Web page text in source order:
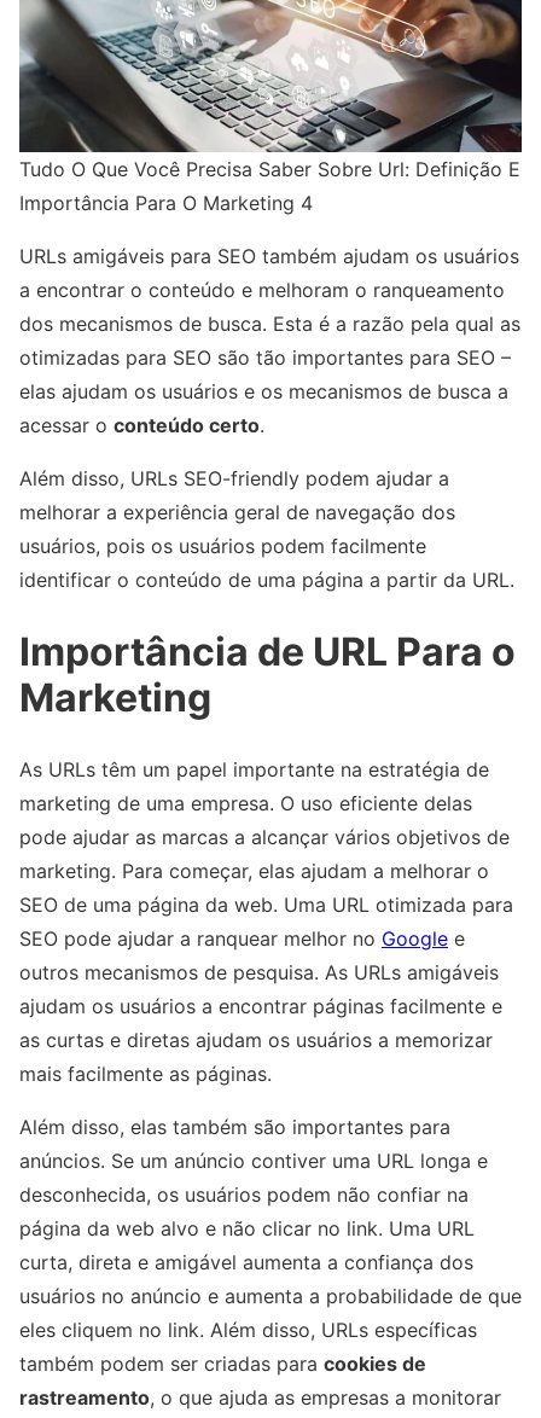
Tudo O Que Você Precisa Saber Sobre Url: Definição E
Importância Para O Marketing 4
URLs amigáveis ​​para SEO também ajudam os usuários
a encontrar o conteúdo e melhoram o ranqueamento
dos mecanismos de busca. Esta é a razão pela qual as
otimizadas para SEO são tão importantes para SEO –
elas ajudam os usuários e os mecanismos de busca a
acessar o conteúdo certo.
Além disso, URLs SEO-friendly podem ajudar a
melhorar a experiência geral de navegação dos
usuários, pois os usuários podem facilmente
identificar o conteúdo de uma página a partir da URL.
Importância de URL Para o
Marketing
As URLs têm um papel importante na estratégia de
marketing de uma empresa. O uso eficiente delas
pode ajudar as marcas a alcançar vários objetivos de
marketing. Para começar, elas ajudam a melhorar o
SEO de uma página da web. Uma URL otimizada para
SEO pode ajudar a ranquear melhor no Google e
outros mecanismos de pesquisa. As URLs amigáveis
ajudam os usuários a encontrar páginas facilmente e
as curtas e diretas ajudam os usuários a memorizar
mais facilmente as páginas.
Além disso, elas também são importantes para
anúncios. Se um anúncio contiver uma URL longa e
desconhecida, os usuários podem não confiar na
página da web alvo e não clicar no link. Uma URL
curta, direta e amigável aumenta a confiança dos
usuários no anúncio e aumenta a probabilidade de que
eles cliquem no link. Além disso, URLs específicas
também podem ser criadas para cookies de
rastreamento, o que ajuda as empresas a monitorar